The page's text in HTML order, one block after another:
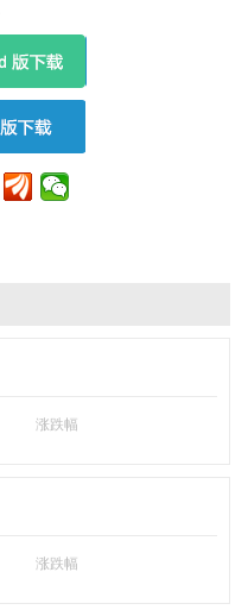
涨跌幅
涨跌幅